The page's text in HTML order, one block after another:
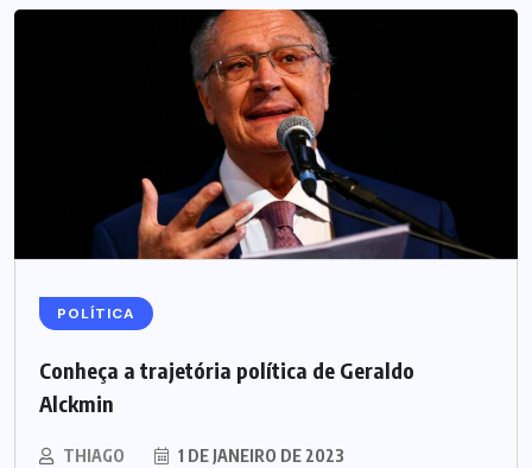
POLÍTICA
Conheça a trajetória política de Geraldo
Alckmin
THIAGO 1 DE JANEIRO DE 2023